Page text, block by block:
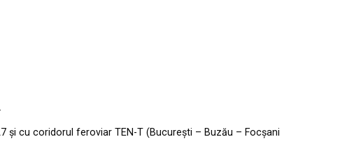
cu coridorul feroviar TEN-T (București – Buzău – Focșani